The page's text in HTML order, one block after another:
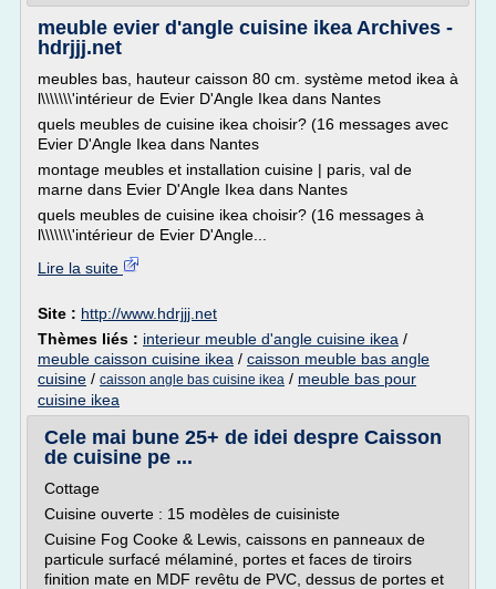
meuble evier d'angle cuisine ikea Archives -
hdrjjj.net
meubles bas, hauteur caisson 80 cm. système metod ikea à
l\\\\\\\'intérieur de Evier D'Angle Ikea dans Nantes
quels meubles de cuisine ikea choisir? (16 messages avec
Evier D'Angle Ikea dans Nantes
montage meubles et installation cuisine | paris, val de
marne dans Evier D'Angle Ikea dans Nantes
quels meubles de cuisine ikea choisir? (16 messages à
l\\\\\\\'intérieur de Evier D'Angle...
Lire la suite
Site : http://www.hdrjjj.net
Thèmes liés : interieur meuble d'angle cuisine ikea /
meuble caisson cuisine ikea / caisson meuble bas angle
cuisine / caisson angle bas cuisine ikea / meuble bas pour
cuisine ikea
Cele mai bune 25+ de idei despre Caisson
de cuisine pe ...
Cottage
Cuisine ouverte : 15 modèles de cuisiniste
Cuisine Fog Cooke & Lewis, caissons en panneaux de
particule surfacé mélaminé, portes et faces de tiroirs
finition mate en MDF revêtu de PVC, dessus de portes et